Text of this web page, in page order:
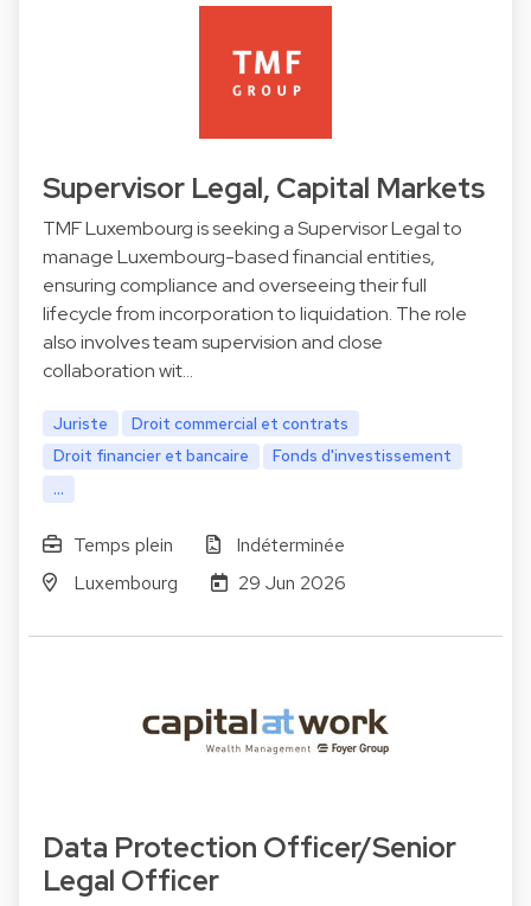
Supervisor Legal, Capital Markets
TMF Luxembourg is seeking a Supervisor Legal to
manage Luxembourg-based financial entities,
ensuring compliance and overseeing their full
lifecycle from incorporation to liquidation. The role
also involves team supervision and close
collaboration wit…
Juriste
Droit commercial et contrats
Droit financier et bancaire
Fonds d'investissement
...
Temps plein
Indéterminée
Luxembourg
29 Jun 2026
Data Protection Officer/Senior
Legal Officer